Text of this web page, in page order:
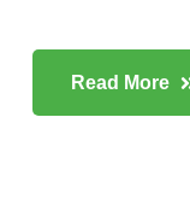
Read More